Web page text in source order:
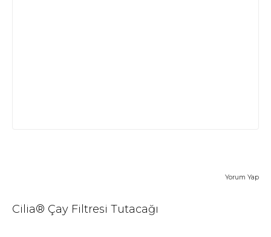
Yorum Yap
Cilia® Çay Filtresi Tutacağı